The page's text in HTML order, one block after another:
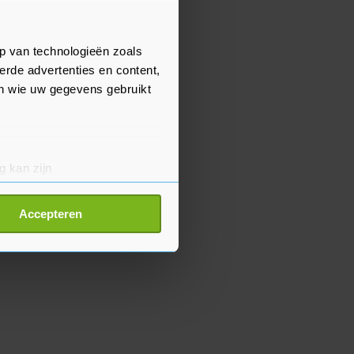
van technologieën zoals
advertenties en content,
wie uw gegevens gebruikt
kan zijn
detailgedeelte
Accepteren